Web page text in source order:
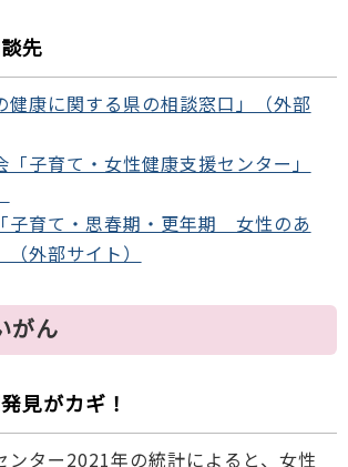
先
健康に関する県の相談窓口」（外部
子育て・女性健康支援センター」
子育て・思春期・更年期 女性のあ
外部サイト）
がん
見がカギ！
ンター2021年の統計によると、女性